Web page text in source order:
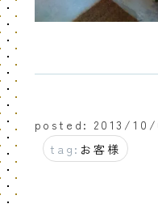
posted: 2013/10/
tag: お客様